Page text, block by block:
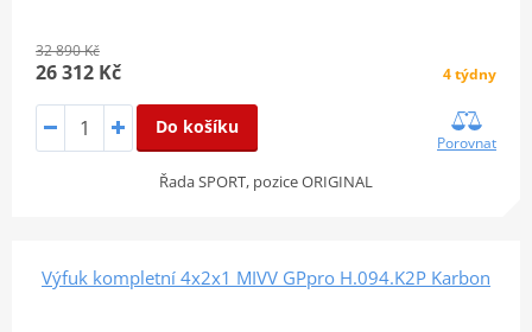
32 890 Kč
26 312 Kč 4 týdny
Do košíku
Porovnat
Řada SPORT, pozice ORIGINAL
Výfuk kompletní 4x2x1 MIVV GPpro H.094.K2P Karbon